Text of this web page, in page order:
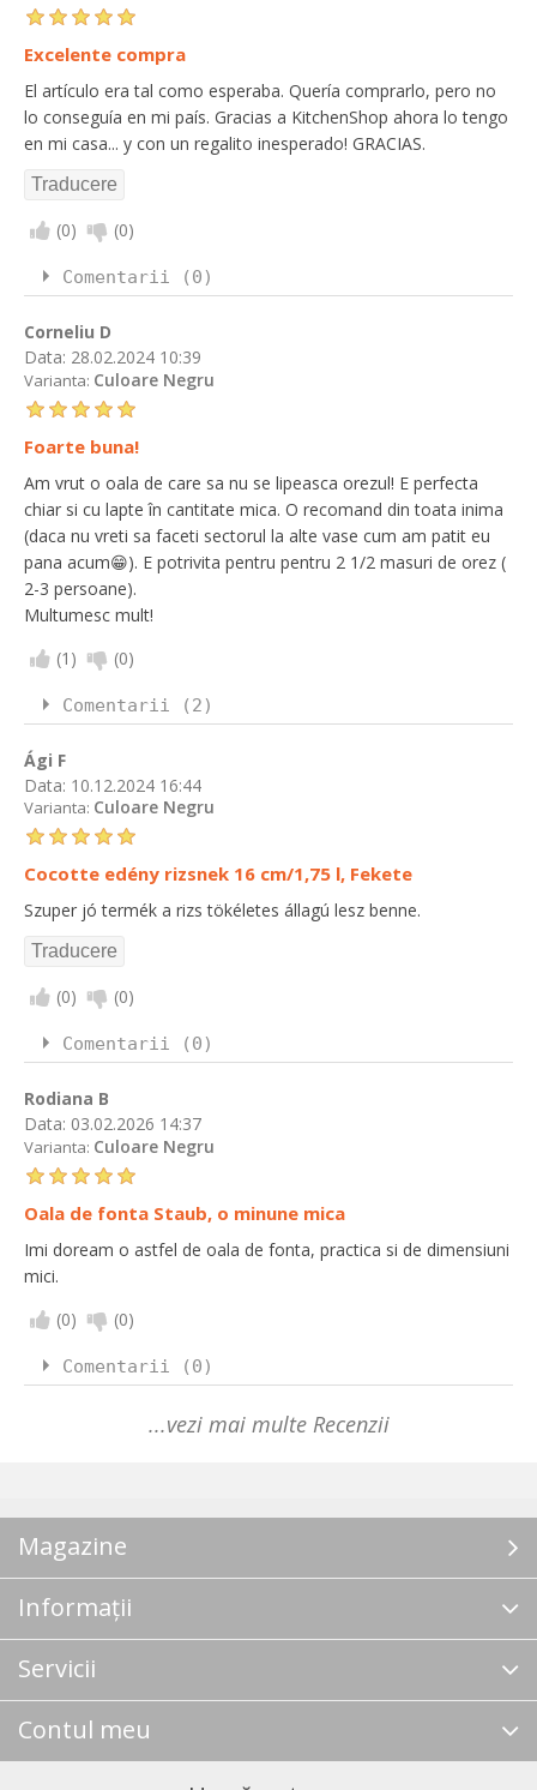
Excelente compra
El artículo era tal como esperaba. Quería comprarlo, pero no
lo conseguía en mi país. Gracias a KitchenShop ahora lo tengo
en mi casa... y con un regalito inesperado! GRACIAS.
(0) (0)
Comentarii (0)
Corneliu D
Data: 28.02.2024 10:39
Varianta: Culoare Negru
Foarte buna!
Am vrut o oala de care sa nu se lipeasca orezul! E perfecta
chiar si cu lapte în cantitate mica. O recomand din toata inima
(daca nu vreti sa faceti sectorul la alte vase cum am patit eu
pana acum😁). E potrivita pentru pentru 2 1/2 masuri de orez (
2-3 persoane).
Multumesc mult!
(1 ) (0)
Comentarii (2)
Ági F
Data: 10.12.2024 16:44
Varianta: Culoare Negru
Cocotte edény rizsnek 16 cm/1,75 l, Fekete
Szuper jó termék a rizs tökéletes állagú lesz benne.
(0) (0)
Comentarii (0)
Rodiana B
Data: 03.02.2026 14:37
Varianta: Culoare Negru
Oala de fonta Staub, o minune mica
Imi doream o astfel de oala de fonta, practica si de dimensiuni
mici.
(0) (0)
Comentarii (0)
...vezi mai multe Recenzii
Magazine
Informații
Servicii
Contul meu